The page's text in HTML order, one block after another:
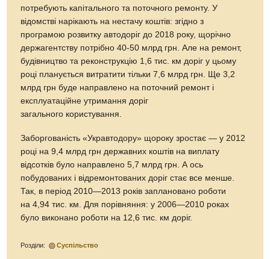
потребують капітального та поточного ремонту. У
відомстві нарікають на нестачу коштів: згідно з
програмою розвитку автодоріг до 2018 року, щорічно
держагентству потрібно 40-50 млрд грн. Але на ремонт,
будівництво та реконструкцію 1,6 тис. км доріг у цьому
році планується витратити тільки 7,6 млрд грн. Ще 3,2
млрд грн буде направлено на поточний ремонт і
експлуатаційне утримання доріг
загального користування.
Заборгованість «Укравтодору» щороку зростає — у 2012
році на 9,4 млрд грн державних коштів на виплату
відсотків було направлено 5,7 млрд грн. А ось
побудованих і відремонтованих доріг стає все менше.
Так, в період 2010—2013 років заплановано роботи
на 4,94 тис. км. Для порівняння: у 2006—2010 роках
було виконано роботи на 12,6 тис. км доріг.
Розділи: Суспільство